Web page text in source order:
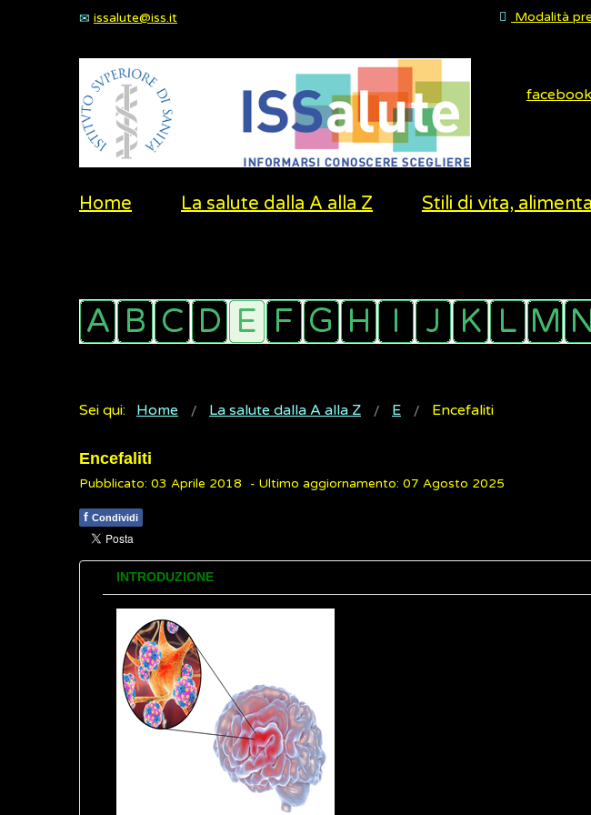
issalute@iss.it Modalità
facebook
Home La salute dalla A alla Z Stili di vita,
Sei qui: Home La salute dalla A alla Z E Encefaliti
Encefaliti
Pubblicato: 03 Aprile 2018 - Ultimo aggiornamento: 07 Agosto 2025
f Condividi
INTRODUZIONE